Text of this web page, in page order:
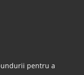
pentru a